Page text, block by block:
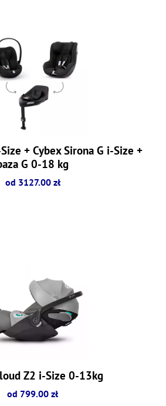
+ Cybex Sirona G i-Size +
G 0-18 kg
od 3127.00 zł
Z2 i-Size 0-13kg
od 799.00 zł